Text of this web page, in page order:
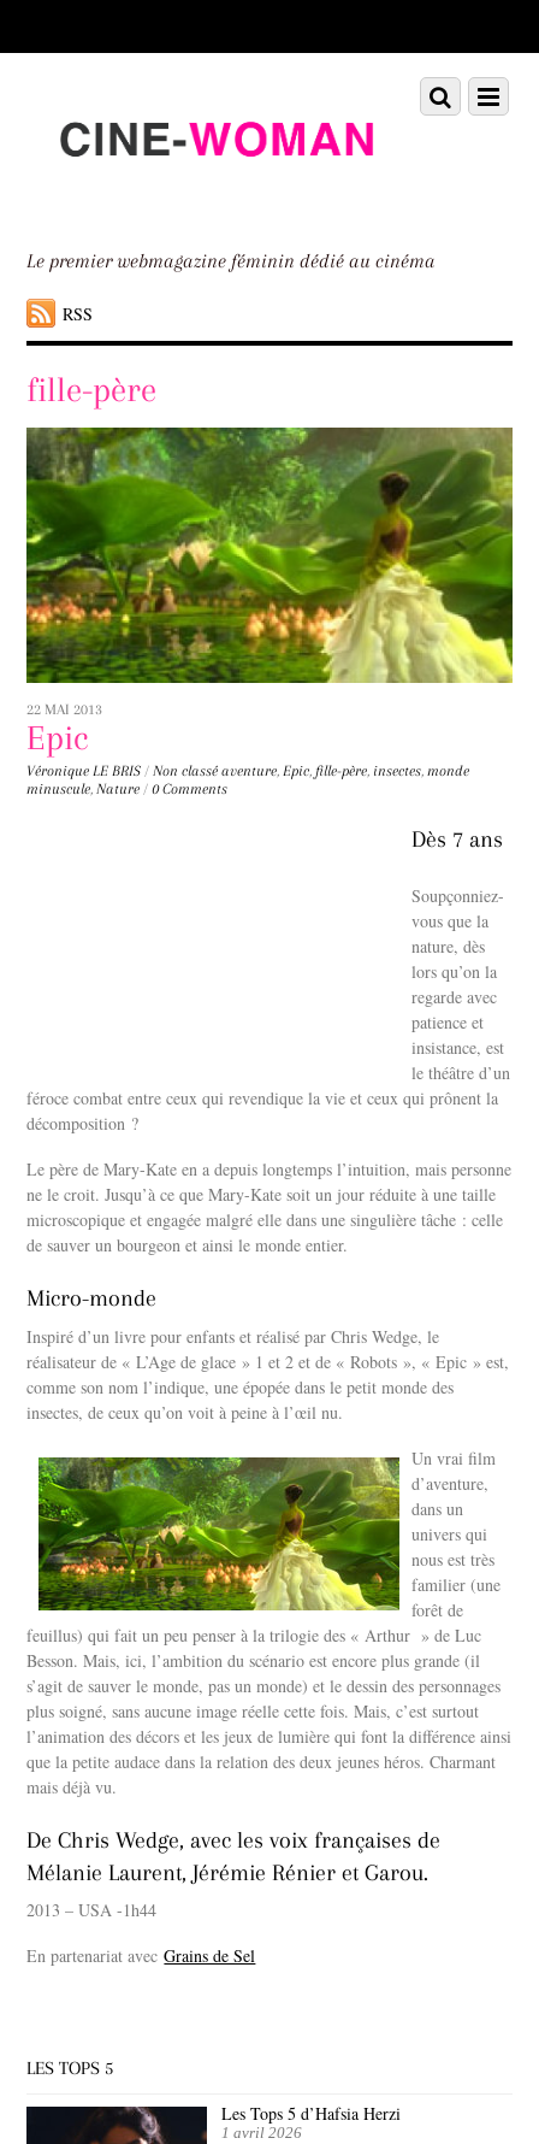
down
Le premier webmagazine féminin dédié au cinéma
RSS
Menu
Scroll
down
fille-père
22 MAI 2013
Epic
Véronique LE BRIS / Non classé aventure, Epic, fille-père, insectes, monde
minuscule, Nature / 0 Comments
Dès 7 ans
Soupçonniez-
vous que la
nature, dès
lors qu’on la
regarde avec
patience et
insistance, est
le théâtre d’un
féroce combat entre ceux qui revendique la vie et ceux qui prônent la
décomposition ?
Le père de Mary-Kate en a depuis longtemps l’intuition, mais personne
ne le croit. Jusqu’à ce que Mary-Kate soit un jour réduite à une taille
microscopique et engagée malgré elle dans une singulière tâche : celle
de sauver un bourgeon et ainsi le monde entier.
Micro-monde
Inspiré d’un livre pour enfants et réalisé par Chris Wedge, le
réalisateur de « L’Age de glace » 1 et 2 et de « Robots », « Epic » est,
comme son nom l’indique, une épopée dans le petit monde des
insectes, de ceux qu’on voit à peine à l’œil nu.
Un vrai film
d’aventure,
dans un
univers qui
nous est très
familier (une
forêt de
feuillus) qui fait un peu penser à la trilogie des « Arthur » de Luc
Besson. Mais, ici, l’ambition du scénario est encore plus grande (il
s’agit de sauver le monde, pas un monde) et le dessin des personnages
plus soigné, sans aucune image réelle cette fois. Mais, c’est surtout
l’animation des décors et les jeux de lumière qui font la différence ainsi
que la petite audace dans la relation des deux jeunes héros. Charmant
mais déjà vu.
De Chris Wedge, avec les voix françaises de
Mélanie Laurent, Jérémie Rénier et Garou.
2013 – USA -1h44
En partenariat avecGrains de Sel
LES TOPS 5
Les Tops 5 d’Hafsia Herzi
1 avril 2026